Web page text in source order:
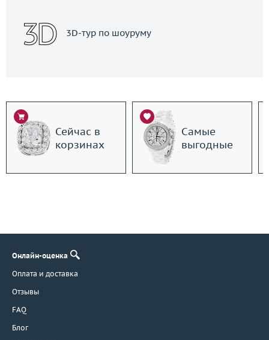
3D-тур по шоуруму
Сейчас в
корзинах
Самые
выгодные
Онлайн-оценка
Оплата и доставка
Отзывы
FAQ
Блог